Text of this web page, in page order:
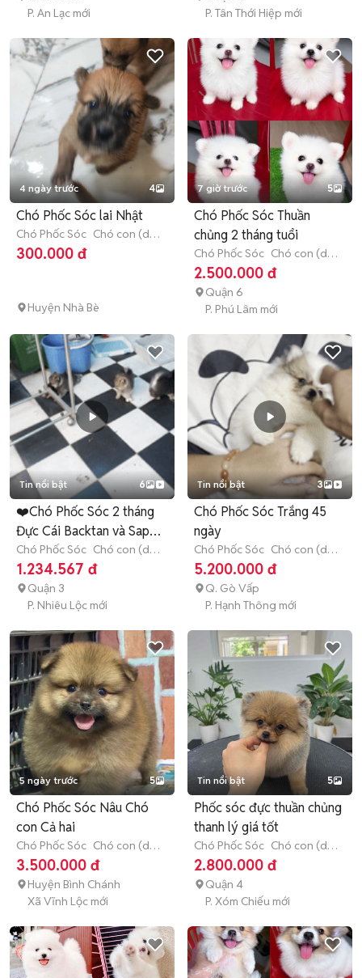
P. An Lạc mới
P. Tân Thới Hiệp mới
4 ngày trước 4
Chó Phốc Sóc lai Nhật
Chó Phốc Sóc Chó con (dưới
3 tháng tuổi)
300.000 đ
Huyện Nhà Bè
7 giờ trước 5
Chó Phốc Sóc Thuần
chủng 2 tháng tuổi
Chó Phốc Sóc Chó con (dưới
3 tháng tuổi)
2.500.000 đ
Quận 6
P. Phú Lâm mới
Tin nổi bật 6
❤️Chó Phốc Sóc 2 tháng
Đực Cái Backtan và Sapo
❤️
Chó Phốc Sóc Chó con (dưới
3 tháng tuổi)
1.234.567 đ
Quận 3
P. Nhiêu Lộc mới
Tin nổi bật 3
Chó Phốc Sóc Trắng 45
ngày
Chó Phốc Sóc Chó con (dưới
3 tháng tuổi)
5.200.000 đ
Q. Gò Vấp
P. Hạnh Thông mới
5 ngày trước 5
Chó Phốc Sóc Nâu Chó
con Cả hai
Chó Phốc Sóc Chó con (dưới
3 tháng tuổi)
3.500.000 đ
Huyện Bình Chánh
Xã Vĩnh Lộc mới
Tin nổi bật 5
Phốc sóc đực thuần chủng
thanh lý giá tốt
Chó Phốc Sóc Chó con (dưới
3 tháng tuổi)
2.800.000 đ
Quận 4
P. Xóm Chiếu mới